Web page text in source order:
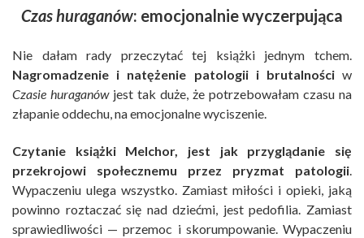
Czas huraganów: emocjonalnie wyczerpująca
Nie dałam rady przeczytać tej książki jednym tchem.
Nagromadzenie i natężenie patologii i brutalnościw
Czasie huraganówjest tak duże, że potrzebowałam czasu na
złapanie oddechu, na emocjonalne wyciszenie.
Czytanie książki Melchor, jest jak przyglądanie się
przekrojowi społecznemu przez pryzmat patologii.
Wypaczeniu ulega wszystko. Zamiast miłości i opieki, jaką
powinno roztaczać się nad dziećmi, jest pedofilia. Zamiast
sprawiedliwości — przemoc i skorumpowanie. Wypaczeniu